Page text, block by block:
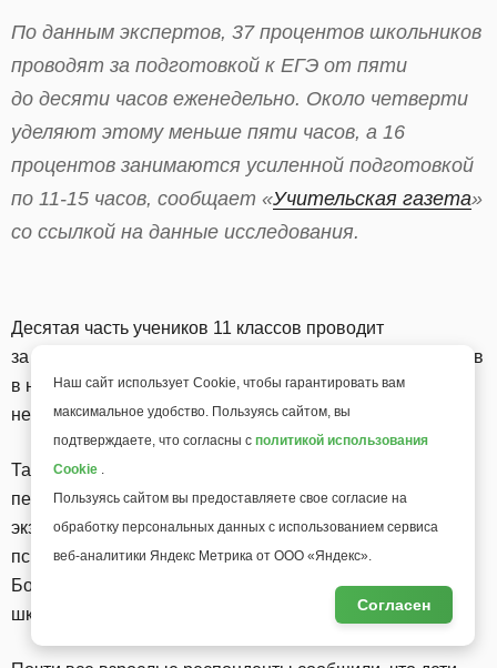
По данным экспертов, 37 процентов школьников
проводят за подготовкой к ЕГЭ от пяти
до десяти часов еженедельно. Около четверти
уделяют этому меньше пяти часов, а 16
процентов занимаются усиленной подготовкой
по 11-15 часов, сообщает «Учительская газета»
со ссылкой на данные исследования.
Десятая часть учеников 11 классов проводит
за подготовкой к выпускным экзаменам больше 16 часов
в неделю, в то время как восемь процентов вообще
не занимаются дополнительно.
Также выяснилось, что 64 процента родителей
переживают стресс из-за предстоящих у детей
экзаменов — они волнуются за будущее ребенка, его
психологическое здоровье и степень подготовки.
Большинство взрослых (71 процент) убеждены, что
школьники тоже очень нервничают.
Наш сайт использует Cookie, чтобы гарантировать вам
максимальное удобство. Пользуясь сайтом, вы
подтверждаете, что согласны с политикой использования
Cookie .
Пользуясь сайтом вы предоставляете свое согласие на
обработку персональных данных с использованием сервиса
веб-аналитики Яндекс Метрика от ООО «Яндекс».
Согласен